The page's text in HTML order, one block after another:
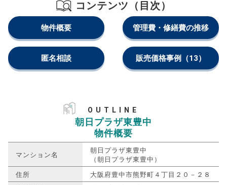
コンテンツ（目次）
物件概要 管理費・修繕費の推移
匿名相談 販売価格事例 （13）
OUTLINE
朝日プラザ東豊中
物件概要
マンション名
朝日プラザ東豊中
（朝日プラザ東豊中）
住所
大阪府豊中市熊野町４丁目２０－２８